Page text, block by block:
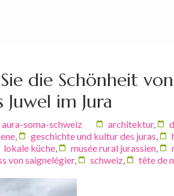
die Schönheit
Juwel im Jura
aura-soma-schweiz architektur,
geschichte und kultur des juras
lokale küche musée rural jurassien
von saignelégier, schweiz tête de